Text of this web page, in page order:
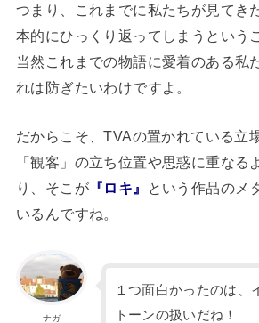
つまり、これまでに私たちが見てき
本的にひっくり返ってしまうという
当然これまでの物語に愛着のある私
れは防ぎたいわけですよ。
だからこそ、TVAの置かれている立
「観客」の立ち位置や思惑に重なる
り、そこが『ロキ』
という作品のメ
いるんですね。
ナガ
１つ面白かったのは、
トーンの扱いだね！